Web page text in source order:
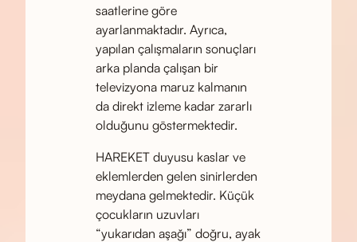
saatlerine göre
ayarlanmaktadır. Ayrıca,
yapılan çalışmaların sonuçları
arka planda çalışan bir
televizyona maruz kalmanın
da direkt izleme kadar zararlı
olduğunu göstermektedir.
HAREKET duyusu kaslar ve
eklemlerden gelen sinirlerden
meydana gelmektedir. Küçük
çocukların uzuvları
“yukarıdan aşağı” doğru, ayak